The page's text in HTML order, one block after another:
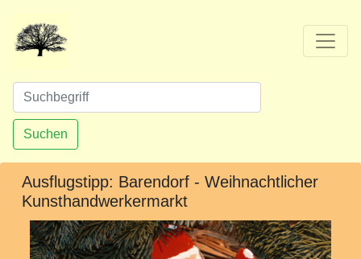
Suchen
Ausflugstipp: Barendorf - Weihnachtlicher
Kunsthandwerkermarkt